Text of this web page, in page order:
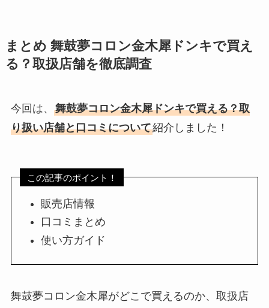
まとめ 舞鼓夢コロン金木犀ドンキで買え
る？取扱店舗を徹底調査
今回は、 舞鼓夢コロン金木犀ドンキで買える？取
り扱い店舗と口コミについて紹介しました！
この記事のポイント！
販売店情報
口コミまとめ
使い方ガイド
舞鼓夢コロン金木犀がどこで買えるのか、取扱店